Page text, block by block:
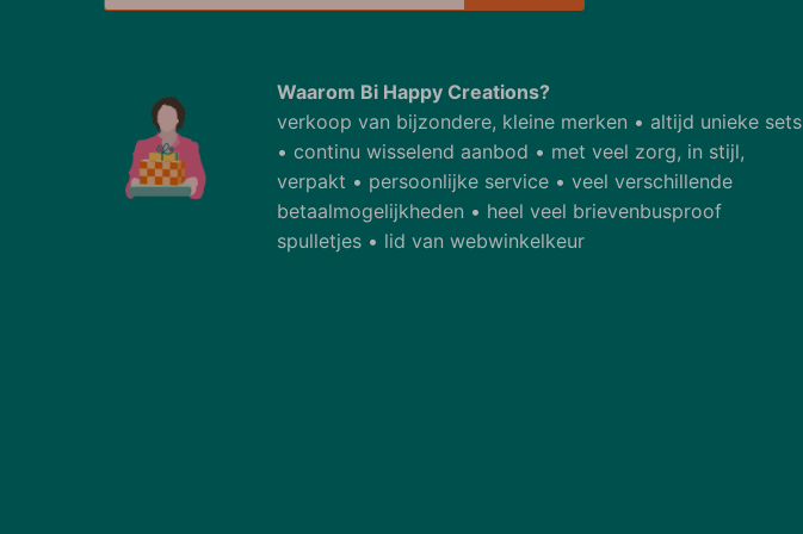
Waarom Bi Happy Creations?
verkoop van bijzondere, kleine merken • altijd unieke sets
• continu wisselend aanbod • met veel zorg, in stijl,
verpakt • persoonlijke service • veel verschillende
betaalmogelijkheden • heel veel brievenbusproof
spulletjes • lid van webwinkelkeur